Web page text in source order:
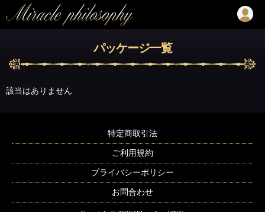
パッケージ一覧
該当はありません
特定商取引法
ご利用規約
プライバシーポリシー
お問合わせ